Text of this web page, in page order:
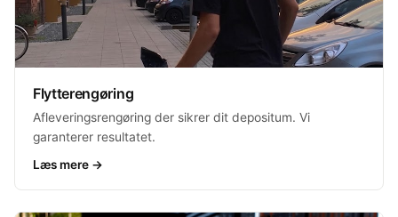
Flytterengøring
Afleveringsrengøring der sikrer dit depositum. Vi
garanterer resultatet.
Læs mere →